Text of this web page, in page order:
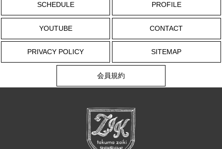
SCHEDULE PROFILE
YOUTUBE CONTACT
PRIVACY POLICY SITEMAP
会員規約